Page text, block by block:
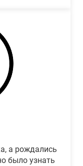
а рождались
было узнать